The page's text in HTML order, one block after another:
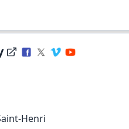
Henri